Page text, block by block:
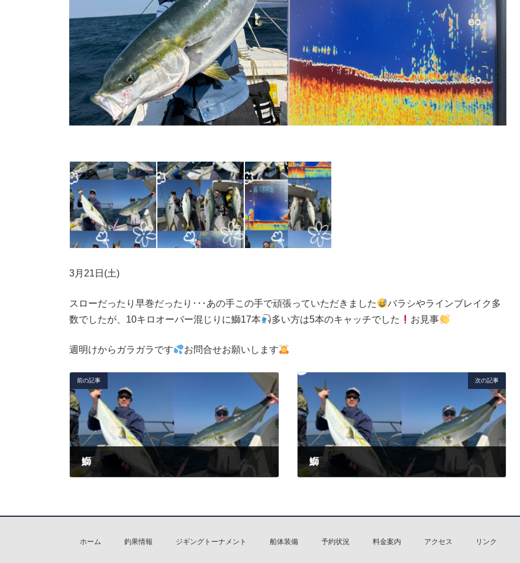
3月21日(土)
スローだったり早巻だったり･･･あの手この手で頑張っていただきました
バラシやラインブレイク多
数でしたが、10キロオーバー混じりに鰤17本
多い方は5本のキャッチでした お見事
週明けからガラガラです お問合せお願いします
前の記事
鰤
次の記事
鰤
ホーム 釣果情報 ジギングトーナメント 船体装備 予約状況 料金案内 アクセス リンク